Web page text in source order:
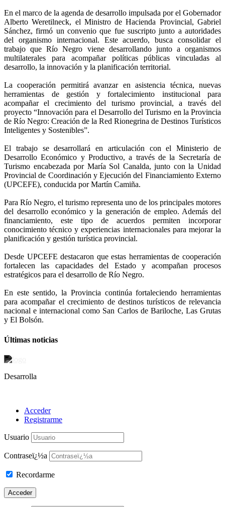
En el marco de la agenda de desarrollo impulsada por el Gobernador
Alberto Weretilneck, el Ministro de Hacienda Provincial, Gabriel
Sánchez, firmó un convenio que fue suscripto junto a autoridades
del organismo internacional. Este acuerdo, busca consolidar el
trabajo que Río Negro viene desarrollando junto a organismos
multilaterales para acompañar políticas públicas vinculadas al
desarrollo, la innovación y la planificación territorial.
La cooperación permitirá avanzar en asistencia técnica, nuevas
herramientas de gestión y fortalecimiento institucional para
acompañar el crecimiento del turismo provincial, a través del
proyecto “Innovación para el Desarrollo del Turismo en la Provincia
de Río Negro: Creación de la Red Rionegrina de Destinos Turísticos
Inteligentes y Sostenibles”.
El trabajo se desarrollará en articulación con el Ministerio de
Desarrollo Económico y Productivo, a través de la Secretaría de
Turismo encabezada por María Sol Canalda, junto con la Unidad
Provincial de Coordinación y Ejecución del Financiamiento Externo
(UPCEFE), conducida por Martín Camiña.
Para Río Negro, el turismo representa uno de los principales motores
del desarrollo económico y la generación de empleo. Además del
financiamiento, este tipo de acuerdos permiten incorporar
conocimiento técnico y experiencias internacionales para mejorar la
planificación y gestión turística provincial.
Desde UPCEFE destacaron que estas herramientas de cooperación
fortalecen las capacidades del Estado y acompañan procesos
estratégicos para el desarrollo de Río Negro.
En este sentido, la Provincia continúa fortaleciendo herramientas
para acompañar el crecimiento de destinos turísticos de relevancia
nacional e internacional como San Carlos de Bariloche, Las Grutas
y El Bolsón.
Últimas noticias
Desarrolla
Acceder
Registrarme
Usuario
Contraseï¿½a
Recordarme
Acceder